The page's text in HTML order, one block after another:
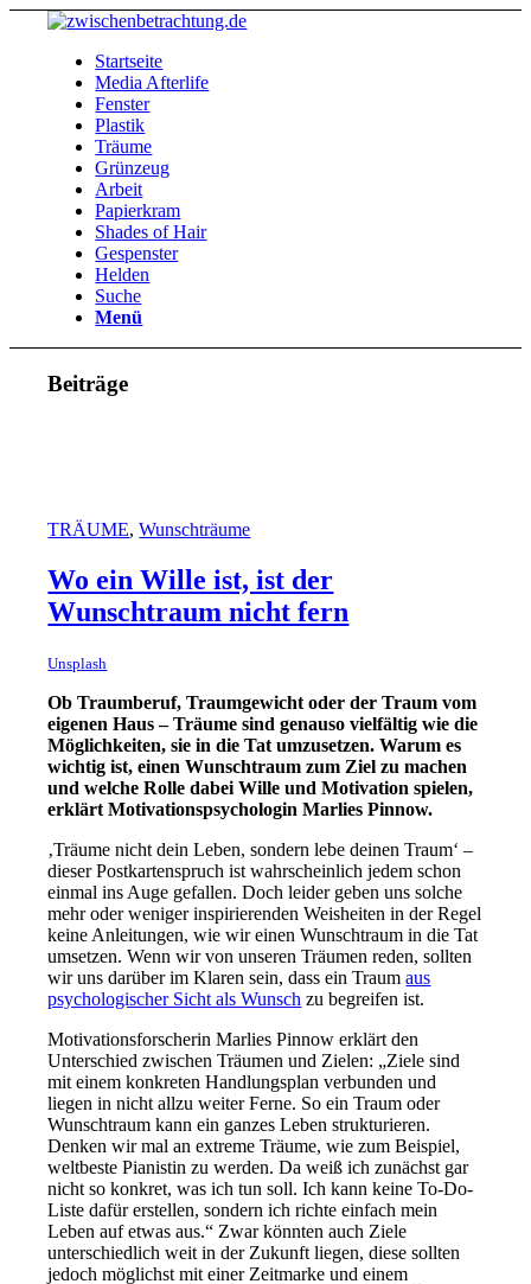
Startseite
Media Afterlife
Fenster
Plastik
Träume
Grünzeug
Arbeit
Papierkram
Shades of Hair
Gespenster
Helden
Suche
Menü
Beiträge
TRÄUME,Wunschträume
Wo ein Wille ist, ist der
Wunschtraum nicht fern
Unsplash
Ob Traumberuf, Traumgewicht oder der Traum vom
eigenen Haus – Träume sind genauso vielfältig wie die
Möglichkeiten, sie in die Tat umzusetzen. Warum es
wichtig ist, einen Wunschtraum zum Ziel zu machen
und welche Rolle dabei Wille und Motivation spielen,
erklärt Motivationspsychologin Marlies Pinnow.
‚Träume nicht dein Leben, sondern lebe deinen Traum‘ –
dieser Postkartenspruch ist wahrscheinlich jedem schon
einmal ins Auge gefallen. Doch leider geben uns solche
mehr oder weniger inspirierenden Weisheiten in der Regel
keine Anleitungen, wie wir einen Wunschtraum in die Tat
umsetzen. Wenn wir von unseren Träumen reden, sollten
wir uns darüber im Klaren sein, dass ein Traumaus
psychologischer Sicht als Wunsch zu begreifen ist.
Motivationsforscherin Marlies Pinnow erklärt den
Unterschied zwischen Träumen und Zielen: „Ziele sind
mit einem konkreten Handlungsplan verbunden und
liegen in nicht allzu weiter Ferne. So ein Traum oder
Wunschtraum kann ein ganzes Leben strukturieren.
Denken wir mal an extreme Träume, wie zum Beispiel,
weltbeste Pianistin zu werden. Da weiß ich zunächst gar
nicht so konkret, was ich tun soll. Ich kann keine To-Do-
Liste dafür erstellen, sondern ich richte einfach mein
Leben auf etwas aus.“ Zwar könnten auch Ziele
unterschiedlich weit in der Zukunft liegen, diese sollten
jedoch möglichst mit einer Zeitmarke und einem